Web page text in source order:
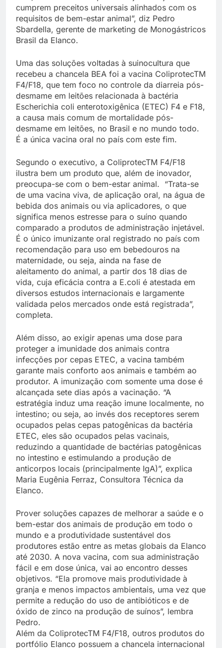
cumprem preceitos universais alinhados com os
requisitos de bem-estar animal”, diz Pedro
Sbardella, gerente de marketing de Monogástricos
Brasil da Elanco.
Uma das soluções voltadas à suinocultura que
recebeu a chancela BEA foi a vacina ColiprotecTM
F4/F18, que tem foco no controle da diarreia pós-
desmame em leitões relacionada à bactéria
Escherichia coli enterotoxigênica (ETEC) F4 e F18,
a causa mais comum de mortalidade pós-
desmame em leitões, no Brasil e no mundo todo.
É a única vacina oral no país com este fim.
Segundo o executivo, a ColiprotecTM F4/F18
ilustra bem um produto que, além de inovador,
preocupa-se com o bem-estar animal. “Trata-se
de uma vacina viva, de aplicação oral, na água de
bebida dos animais ou via aplicadores, o que
significa menos estresse para o suíno quando
comparado a produtos de administração injetável.
É o único imunizante oral registrado no país com
recomendação para uso em bebedouros na
maternidade, ou seja, ainda na fase de
aleitamento do animal, a partir dos 18 dias de
vida, cuja eficácia contra a E.coli é atestada em
diversos estudos internacionais e largamente
validada pelos mercados onde está registrada”,
completa.
Além disso, ao exigir apenas uma dose para
proteger a imunidade dos animais contra
infecções por cepas ETEC, a vacina também
garante mais conforto aos animais e também ao
produtor. A imunização com somente uma dose é
alcançada sete dias após a vacinação. “A
estratégia induz uma reação imune localmente, no
intestino; ou seja, ao invés dos receptores serem
ocupados pelas cepas patogênicas da bactéria
ETEC, eles são ocupados pelas vacinais,
reduzindo a quantidade de bactérias patogênicas
no intestino e estimulando a produção de
anticorpos locais (principalmente IgA)”, explica
Maria Eugênia Ferraz, Consultora Técnica da
Elanco.
Prover soluções capazes de melhorar a saúde e o
bem-estar dos animais de produção em todo o
mundo e a produtividade sustentável dos
produtores estão entre as metas globais da Elanco
até 2030. A nova vacina, com sua administração
fácil e em dose única, vai ao encontro desses
objetivos. “Ela promove mais produtividade à
granja e menos impactos ambientais, uma vez que
permite a redução do uso de antibióticos e de
óxido de zinco na produção de suínos”, lembra
Pedro.
Além da ColiprotecTM F4/F18, outros produtos do
portfólio Elanco possuem a chancela internacional